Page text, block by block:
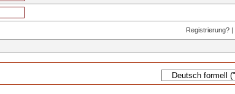
Registrierung? |